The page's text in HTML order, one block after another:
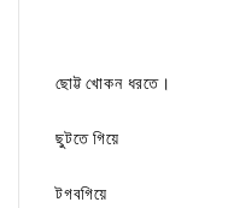
ছোট্ট খোকন ধরতে।
ছুটতে গিয়ে
টগবগিয়ে